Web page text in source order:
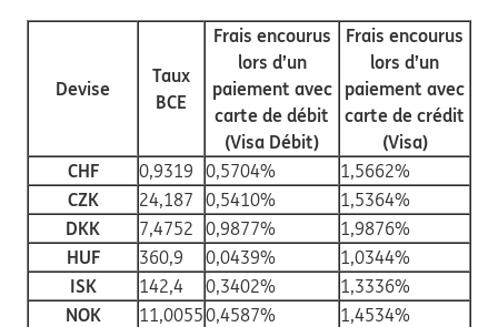
Devise
Taux
BCE
Frais encourus
lors d’un
paiement avec
carte de débit
(Visa Débit)
Frais encourus
lors d’un
paiement avec
carte de crédit
(Visa)
CHF
0,9319 0,5704%
1,5662%
CZK
24,187 0,5410%
1,5364%
DKK
7,4752 0,9877%
1,9876%
HUF
360,9 0,0439%
1,0344%
ISK
142,4 0,3402%
1,3336%
NOK
11,00550,4587%
1,4534%